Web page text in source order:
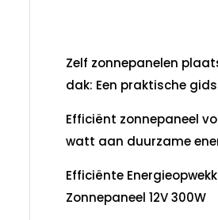
Zelf zonnepanelen
dak: Een praktische gids
Efficiënt zonnepaneel
watt aan duurzame
Efficiënte
Zonnepaneel 12V 300W